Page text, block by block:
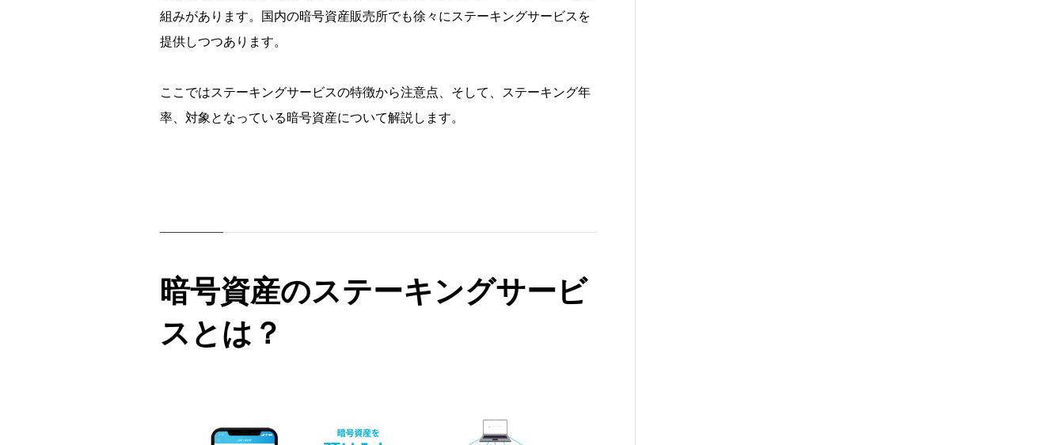
組みがあります。国内の暗号資産販売所でも徐々にステーキングサービスを
提供しつつあります。
ここではステーキングサービスの特徴から注意点、そして、ステーキング年
率、対象となっている暗号資産について解説します。
暗号資産のステーキングサービ
スとは？